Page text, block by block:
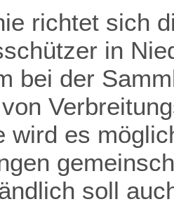
richtet sich
in
bei der
wird es
soll